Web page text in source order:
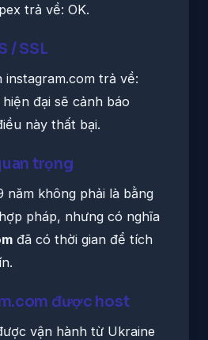
trả về: OK.
/ SSL
instagram.com trả về:
đại sẽ cảnh báo
này thất bại.
trọng
năm không phải là bằng
pháp, nhưng có nghĩa
đã có thời gian để tích
được host
vận hành từ Ukraine